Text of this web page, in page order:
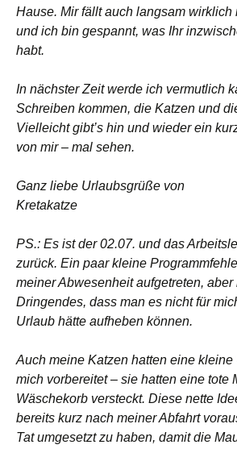
Hause. Mir fällt auch langsam wirklich
und ich bin gespannt, was Ihr
habt.
In nächster Zeit werde ich vermutlich
Schreiben kommen, die Katzen und
Vielleicht gibt’s hin und wieder ein
von mir – mal sehen.
Ganz liebe Urlaubsgrüße von
Kretakatze
PS.: Es ist der 02.07. und das
zurück. Ein paar kleine
meiner Abwesenheit aufgetreten, aber
Dringendes, dass man es nicht für
Urlaub hätte aufheben können.
Auch meine Katzen hatten eine kleine
mich vorbereitet – sie hatten eine tote
Wäschekorb versteckt. Diese nette
bereits kurz nach meiner Abfahrt
Tat umgesetzt zu haben, damit die